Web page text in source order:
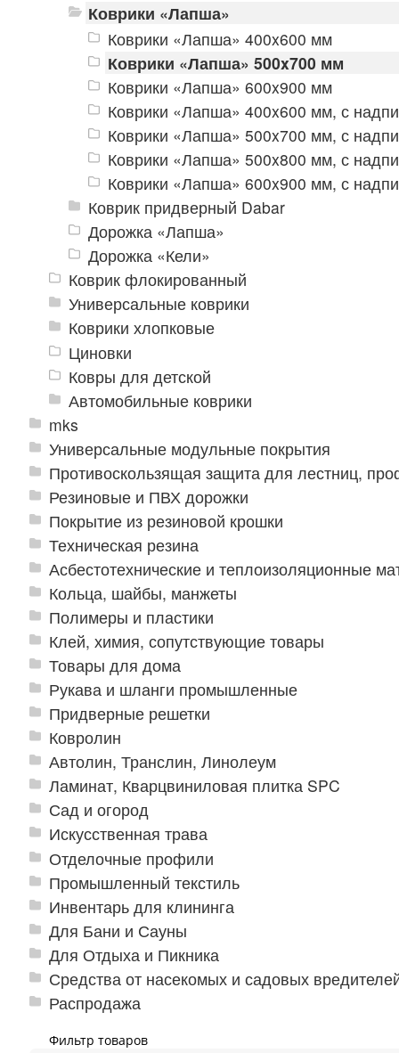
Фильтр товаров
Коврики «Лапша»
Коврики «Лапша» 400x600 мм
Коврики «Лапша» 500x700 мм
Коврики «Лапша» 600x900 мм
Коврики «Лапша» 400x600 мм, с
Коврики «Лапша» 500x700 мм, с
Коврики «Лапша» 500x800 мм, с
Коврики «Лапша» 600x900 мм, с
Коврик придверный Dabar
Дорожка «Лапша»
Дорожка «Кели»
Коврик флокированный
Универсальные коврики
Коврики хлопковые
Циновки
Ковры для детской
Автомобильные коврики
mks
Универсальные модульные покрытия
Противоскользящая защита для лестниц,
Резиновые и ПВХ дорожки
Покрытие из резиновой крошки
Техническая резина
Асбестотехнические и теплоизоляционные
Кольца, шайбы, манжеты
Полимеры и пластики
Клей, химия, сопутствующие товары
Товары для дома
Рукава и шланги промышленные
Придверные решетки
Ковролин
Автолин, Транслин, Линолеум
Ламинат, Кварцвиниловая плитка SPC
Сад и огород
Искусственная трава
Отделочные профили
Промышленный текстиль
Инвентарь для клининга
Для Бани и Сауны
Для Отдыха и Пикника
Средства от насекомых и садовых
Распродажа